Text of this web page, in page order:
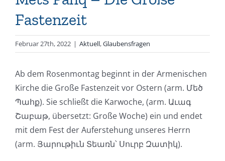
Fastenzeit
Februar 27th, 2022 | Aktuell,Glaubensfragen
Ab dem Rosenmontag beginnt in der Armenischen
Kirche die Große Fastenzeit vor Ostern (arm. Մեծ
Պահք). Sie schließt die Karwoche, (arm. Աւագ
Շաբաթ, übersetzt: Große Woche) ein und endet
mit dem Fest der Auferstehung unseres Herrn
(arm. Յարութիւն Տեառն՝ Սուրբ Զատիկ).